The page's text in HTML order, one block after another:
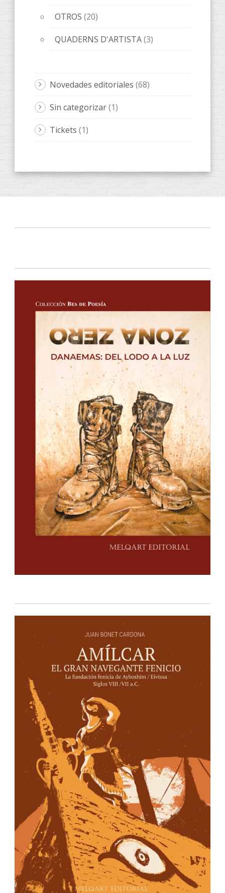
IBIZA EDITIONS
Apartado de correos nº40
Ibiza – Islas Baleares
07800 España
info@ibizaeditions.com
illes@illes.cat
NUESTRAS WEBS
www.Ibiza-click.com
www.Ibiza-tickets.com
www.Ibizaeditions.com